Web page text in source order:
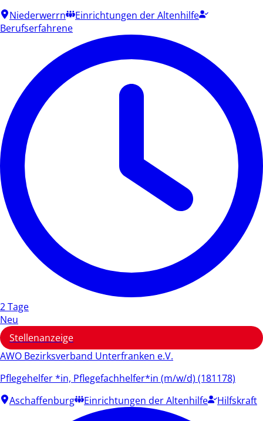
Niederwerrn
Einrichtungen der Altenhilfe
Berufserfahrene
2 Tage
Neu
Stellenanzeige
AWO Bezirksverband Unterfranken e.V.
Pflegehelfer *in, Pflegefachhelfer*in (m/w/d) (181178)
Aschaffenburg
Einrichtungen der Altenhilfe Hilfskraft